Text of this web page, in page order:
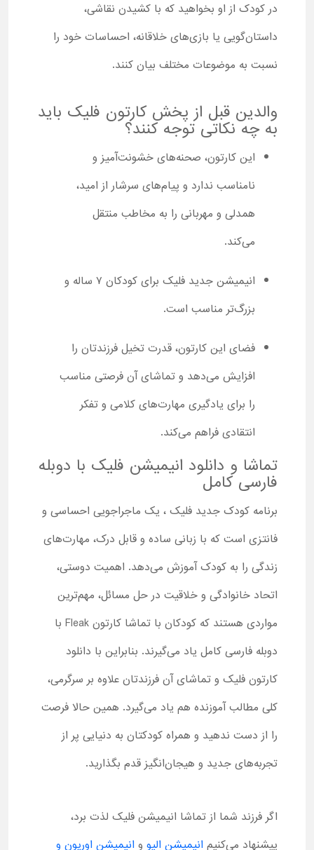
در کودک از او بخواهید که با کشیدن نقاشی،
داستان‌گویی یا بازی‌های خلاقانه، احساسات خود را
نسبت به موضوعات مختلف بیان کنند.
والدین قبل از پخش کارتون فلیک باید
به چه نکاتی توجه کنند؟
این کارتون، صحنه‌های خشونت‌آمیز و
نامناسب ندارد و پیام‌های سرشار از امید،
همدلی و مهربانی را به مخاطب منتقل
می‌کند.
انیمیشن جدید فلیک برای کودکان ۷ ساله و
بزرگ‌تر مناسب است.
فضای این کارتون، قدرت تخیل فرزندتان را
افزایش می‌دهد و تماشای آن فرصتی مناسب
را برای یادگیری مهارت‌های کلامی و تفکر
انتقادی فراهم می‌کند.
تماشا و دانلود انیمیشن فلیک با دوبله
فارسی کامل
برنامه کودک جدید فلیک ، یک ماجراجویی احساسی و
فانتزی است که با زبانی ساده و قابل درک، مهارت‌های
زندگی را به کودک آموزش می‌دهد. اهمیت دوستی،
اتحاد خانوادگی و خلاقیت در حل مسائل، مهم‌ترین
مواردی هستند که کودکان با تماشا کارتون Fleak با
دوبله فارسی کامل یاد می‌گیرند. بنابراین با دانلود
کارتون فلیک و تماشای آن فرزندتان علاوه بر سرگرمی،
کلی مطالب آموزنده هم یاد می‌گیرد. همین حالا فرصت
را از دست ندهید و همراه کودکتان به دنیایی پر از
تجربه‌های جدید و هیجان‌انگیز قدم بگذارید.
اگر فرزند شما از تماشا انیمیشن فلیک لذت برد،
پیشنهاد می‌کنیم انیمیشن الیو و انیمیشن اوریون و